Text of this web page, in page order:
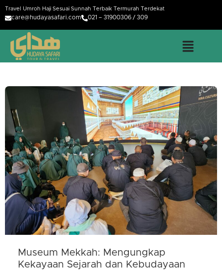
Travel Umroh Haji Sesuai Sunnah Terbaik Termurah Terdekat
care@hudayasafari.com 021 – 31900306 / 309
Museum Mekkah: Mengungkap
Kekayaan Sejarah dan Kebudayaan